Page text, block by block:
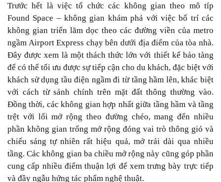
Trước hết là việc tổ chức các không gian theo mô típ
Found Space – không gian khám phá với việc bố trí các
không gian triển lãm dọc theo các đường viền của metro
ngầm Airport Express chạy bên dưới địa điểm của tòa nhà.
Đây được xem là một thách thức lớn với thiết kế bảo tàng
để có thể tối ưu được sự tiếp cận cho du khách, đặc biệt với
khách sử dụng tầu điện ngầm đi từ tầng hầm lên, khác biệt
với cách từ sảnh chính trên mặt đất thông thường vào.
Đồng thời, các không gian hợp nhất giữa tầng hầm và tầng
trệt với lối mở rộng theo đường chéo, mang đến nhiều
phần không gian trống mở rộng đóng vai trò thông gió và
chiếu sáng tự nhiên rất hiệu quả, mở trải dài qua nhiều
tầng. Các không gian ba chiều mở rộng này cũng góp phần
cung cấp nhiều điểm thuận lợi để xem trưng bày trực tiếp
và đầy ngẫu hứng tác phẩm nghệ thuật.